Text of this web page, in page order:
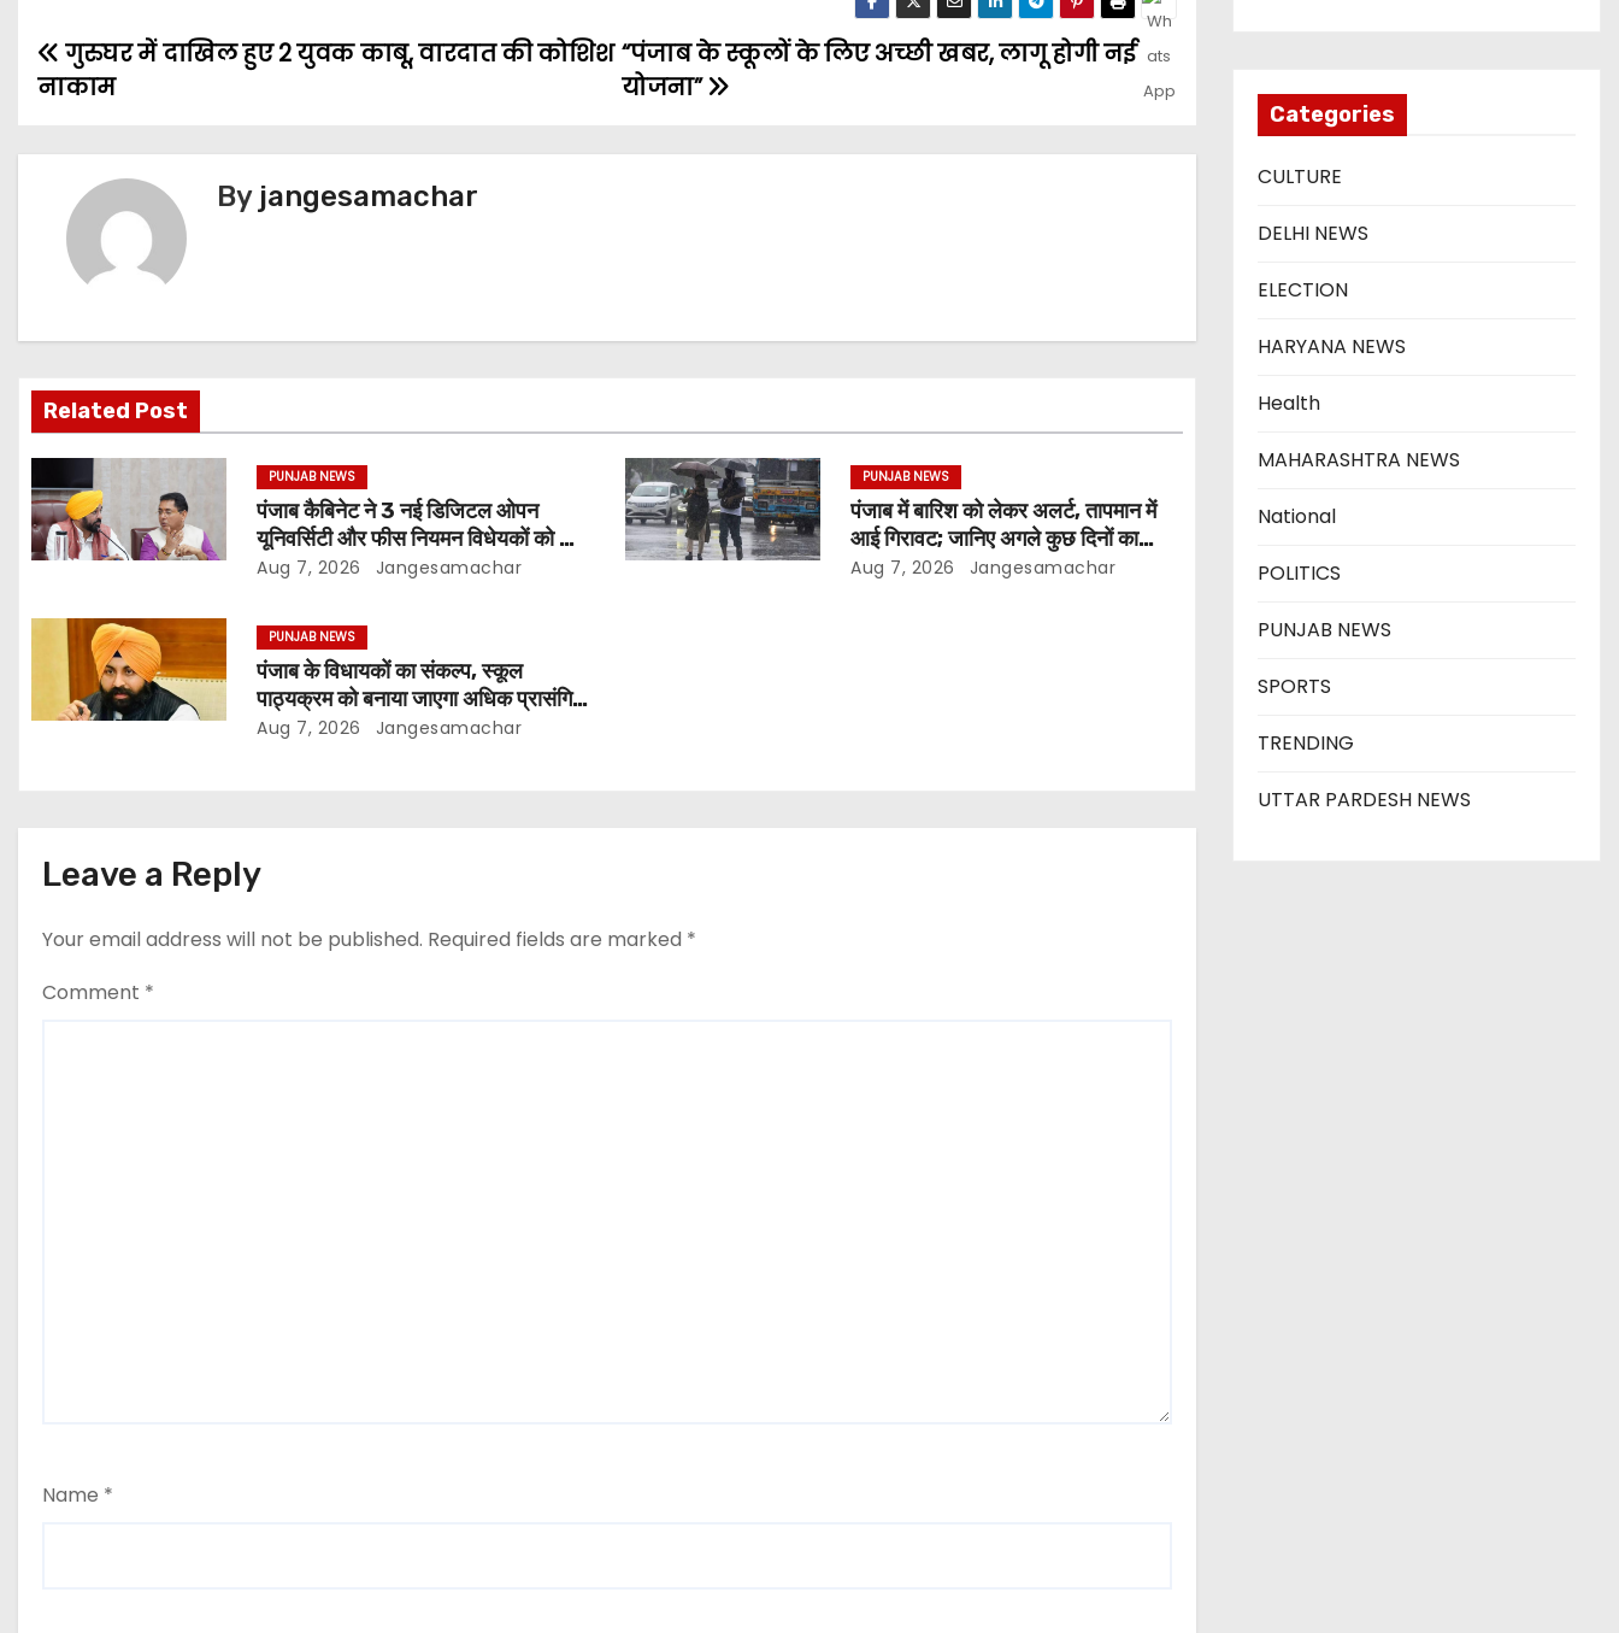
“पंजाब के स्कूलों के लिए अच्छी खबर, लागू होगी नई
योजना”
गुरुघर में दाखिल हुए 2 युवक काबू, वारदात की कोशिश
नाकाम
By jangesamachar
Related Post
PUNJAB NEWS
पंजाब कैबिनेट ने 3 नई डिजिटल ओपन
यूनिवर्सिटी और फीस नियमन विधेयकों को दी
मंजूरी
Aug 7, 2026 Jangesamachar
PUNJAB NEWS
पंजाब में बारिश को लेकर अलर्ट, तापमान में
आई गिरावट; जानिए अगले कुछ दिनों का
मौसम
Aug 7, 2026 Jangesamachar
PUNJAB NEWS
पंजाब के विधायकों का संकल्प, स्कूल
पाठ्यक्रम को बनाया जाएगा अधिक प्रासंगिक
और आधुनिक
Aug 7, 2026 Jangesamachar
Leave a Reply
Your email address will not be published. Required fields are marked *
Comment *
Name *
Categories
CULTURE
DELHI NEWS
ELECTION
HARYANA NEWS
Health
MAHARASHTRA NEWS
National
POLITICS
PUNJAB NEWS
SPORTS
TRENDING
UTTAR PARDESH NEWS